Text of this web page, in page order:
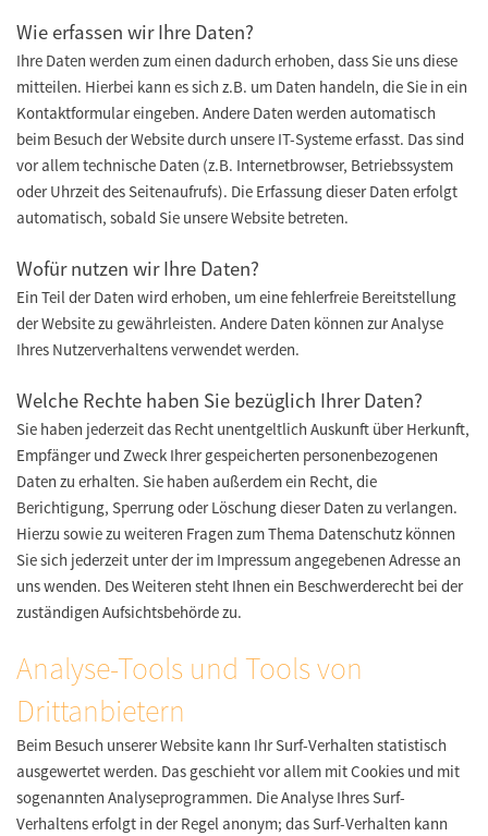
Wie erfassen wir Ihre Daten?
Ihre Daten werden zum einen dadurch erhoben, dass Sie uns diese
mitteilen. Hierbei kann es sich z.B. um Daten handeln, die Sie in ein
Kontaktformular eingeben. Andere Daten werden automatisch
beim Besuch der Website durch unsere IT-Systeme erfasst. Das sind
vor allem technische Daten (z.B. Internetbrowser, Betriebssystem
oder Uhrzeit des Seitenaufrufs). Die Erfassung dieser Daten erfolgt
automatisch, sobald Sie unsere Website betreten.
Wofür nutzen wir Ihre Daten?
Ein Teil der Daten wird erhoben, um eine fehlerfreie Bereitstellung
der Website zu gewährleisten. Andere Daten können zur Analyse
Ihres Nutzerverhaltens verwendet werden.
Welche Rechte haben Sie bezüglich Ihrer Daten?
Sie haben jederzeit das Recht unentgeltlich Auskunft über Herkunft,
Empfänger und Zweck Ihrer gespeicherten personenbezogenen
Daten zu erhalten. Sie haben außerdem ein Recht, die
Berichtigung, Sperrung oder Löschung dieser Daten zu verlangen.
Hierzu sowie zu weiteren Fragen zum Thema Datenschutz können
Sie sich jederzeit unter der im Impressum angegebenen Adresse an
uns wenden. Des Weiteren steht Ihnen ein Beschwerderecht bei der
zuständigen Aufsichtsbehörde zu.
Analyse-Tools und Tools von
Drittanbietern
Beim Besuch unserer Website kann Ihr Surf-Verhalten statistisch
ausgewertet werden. Das geschieht vor allem mit Cookies und mit
sogenannten Analyseprogrammen. Die Analyse Ihres Surf-
Verhaltens erfolgt in der Regel anonym; das Surf-Verhalten kann